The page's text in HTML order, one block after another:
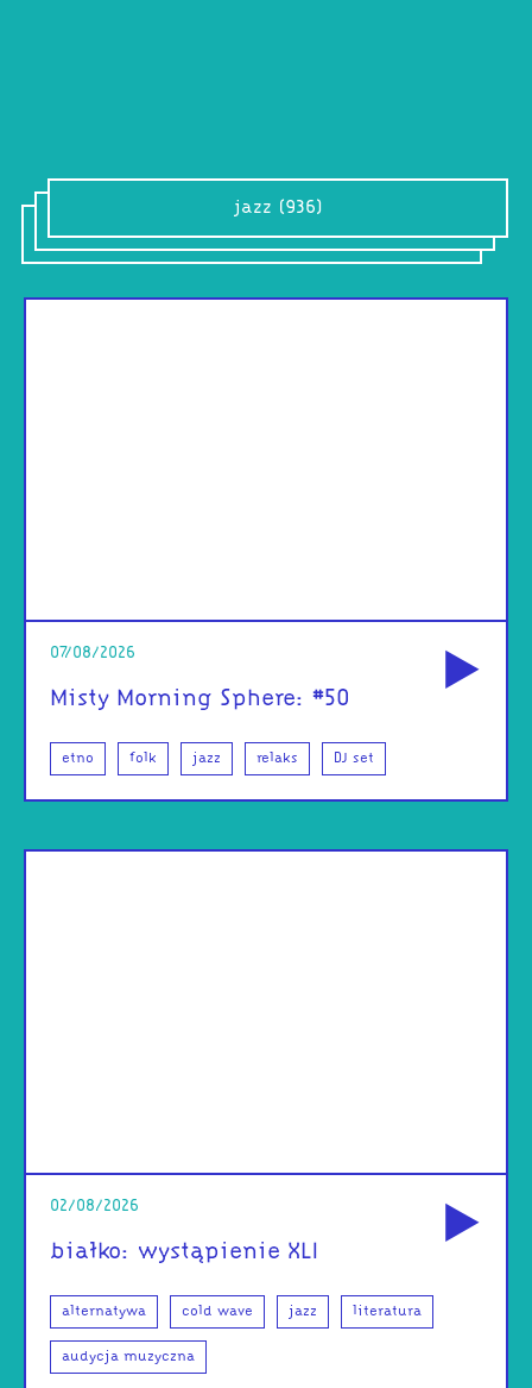
jazz (936)
07/08/2026
Misty Morning Sphere: #50
etno folk jazz relaks DJ set
02/08/2026
białko: wystąpienie XLI
alternatywa cold wave jazz literatura
audycja muzyczna